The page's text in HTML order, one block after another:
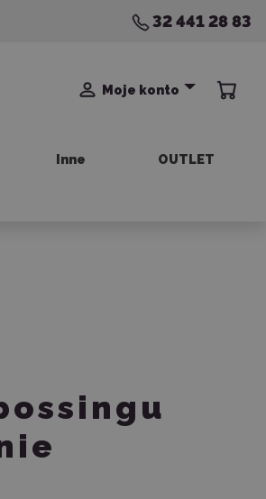
32 441 28 83
Moje konto
Inne OUTLET